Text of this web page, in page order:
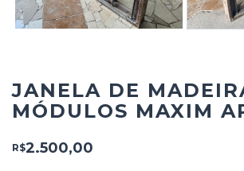
JANELA DE
MÓDULOS MAXIM
R$2.500,00